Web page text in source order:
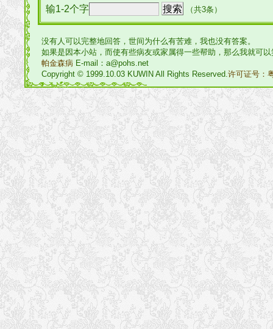
输1-2个字 （共3条）
没有人可以完整地回答，世间为什么有苦难，我也没有答案。
如果是因本小站，而使有些病友或家属得一些帮助，那么我就可
帕金森病 E-mail：a@pohs.net
Copyright © 1999.10.03 KUWIN All Rights Reserved.许可证号：